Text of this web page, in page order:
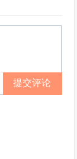
提交评论